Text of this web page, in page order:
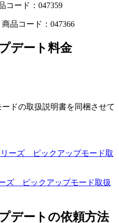
コード：047359
品コード：047366
デート料金
ドの取扱説明書を同梱させて
リーズ ピックアップモード取
ズ ピックアップモード取扱
デートの依頼方法